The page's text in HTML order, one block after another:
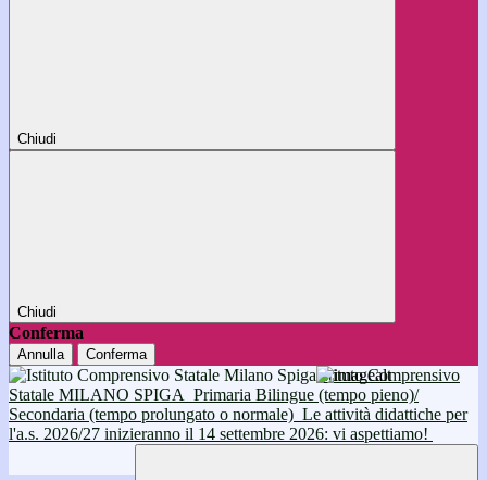
Chiudi
Chiudi
Conferma
Annulla Conferma
Istituto Comprensivo
Statale MILANO SPIGA Primaria Bilingue (tempo pieno)/
Secondaria (tempo prolungato o normale) Le attività didattiche per
l'a.s. 2026/27 inizieranno il 14 settembre 2026: vi aspettiamo!